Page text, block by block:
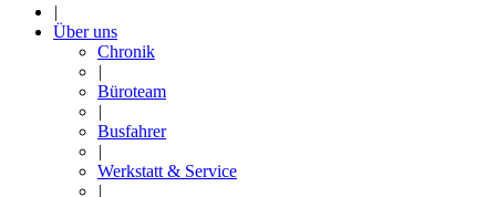
|
Über uns
Chronik
|
Büroteam
|
Busfahrer
|
Werkstatt & Service
|